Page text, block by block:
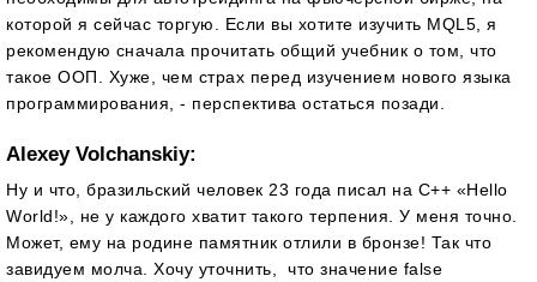
которой я сейчас торгую. Если вы хотите изучить MQL5, я
рекомендую сначала прочитать общий учебник о том, что
такое ООП. Хуже, чем страх перед изучением нового языка
программирования, - перспектива остаться позади.
Alexey Volchanskiy:
Ну и что, бразильский человек 23 года писал на С++ «Hello
World!», не у каждого хватит такого терпения. У меня точно.
Может, ему на родине памятник отлили в бронзе! Так что
завидуем молча. Хочу уточнить, что значение false